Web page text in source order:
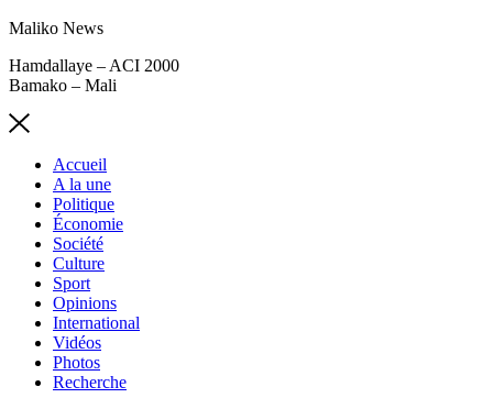
Maliko News
Hamdallaye – ACI 2000
Bamako – Mali
Accueil
A la une
Politique
Économie
Société
Culture
Sport
Opinions
International
Vidéos
Photos
Recherche